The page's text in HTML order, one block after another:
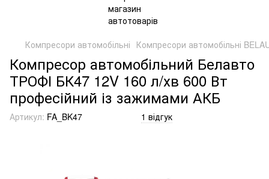
Компресори автомобільні Компресори автомобільні
Компресор автомобільний Белавто
ТРОФІ БК47 12V 160 л/хв 600 Вт
професійний із зажимами АКБ
Артикул: FA_BK47 1 відгук